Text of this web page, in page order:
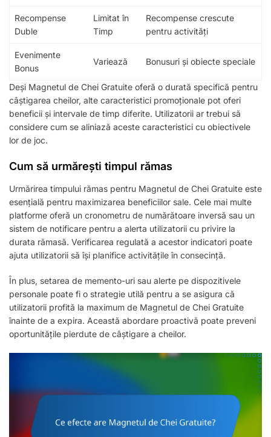
Recompense
Duble
Limitat în
Timp
Recompense crescute
pentru activități
Evenimente
Bonus
Variează Bonusuri și obiecte speciale
Deși Magnetul de Chei Gratuite oferă o durată specifică pentru
câștigarea cheilor, alte caracteristici promoționale pot oferi
beneficii și intervale de timp diferite. Utilizatorii ar trebui să
considere cum se aliniază aceste caracteristici cu obiectivele
lor de joc.
Cum să urmărești timpul rămas
Urmărirea timpului rămas pentru Magnetul de Chei Gratuite este
esențială pentru maximizarea beneficiilor sale. Cele mai multe
platforme oferă un cronometru de numărătoare inversă sau un
sistem de notificare pentru a alerta utilizatorii cu privire la
durata rămasă. Verificarea regulată a acestor indicatori poate
ajuta utilizatorii să își planifice activitățile în consecință.
În plus, setarea de memento-uri sau alerte pe dispozitivele
personale poate fi o strategie utilă pentru a se asigura că
utilizatorii profită la maximum de Magnetul de Chei Gratuite
înainte de a expira. Această abordare proactivă poate preveni
oportunitățile pierdute de câștigare a cheilor.